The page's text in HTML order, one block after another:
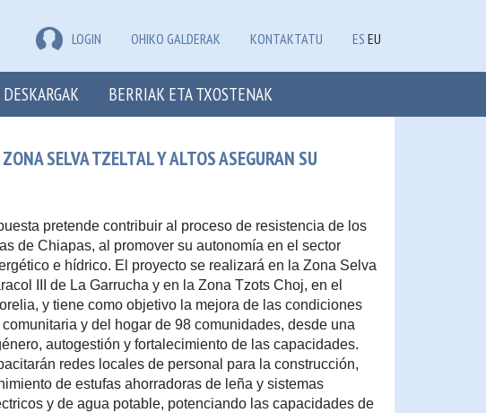
LOGIN OHIKO GALDERAK KONTAKTATU ES EU
DESKARGAK BERRIAK ETA TXOSTENAK
SELVA TZELTAL Y ALTOS ASEGURAN SU
pretende contribuir al proceso de resistencia de los
de Chiapas, al promover su autonomía en el sector
e hídrico. El proyecto se realizará en la Zona Selva
III de La Garrucha y en la Zona Tzots Choj, en el
y tiene como objetivo la mejora de las condiciones
y del hogar de 98 comunidades, desde una
autogestión y fortalecimiento de las capacidades.
redes locales de personal para la construcción,
de estufas ahorradoras de leña y sistemas
y de agua potable, potenciando las capacidades de